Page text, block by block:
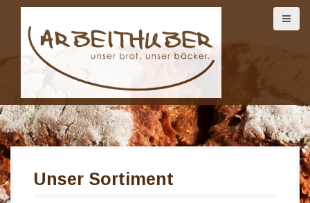
u
m
I
n
h
a
l
Unser Sortiment